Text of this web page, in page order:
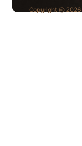
Copyright © 2026